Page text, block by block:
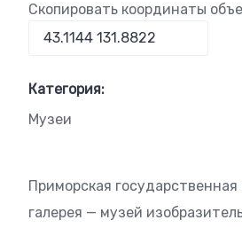
Скопировать координаты
Категория:
Музеи
Приморская государственная
галерея — музей